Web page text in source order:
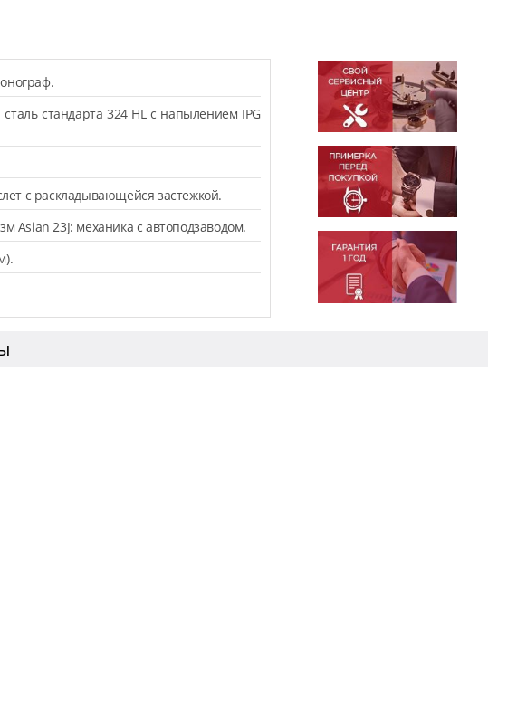
стандарта 324 HL с напылением IPG
с раскладывающейся застежкой.
Asian 23J: механика с автоподзаводом.